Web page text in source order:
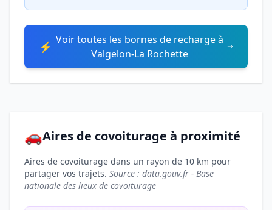
⚡ Voir toutes les bornes de recharge à
Valgelon-La Rochette
🚗Aires de covoiturage à proximité
Aires de covoiturage dans un rayon de 10 km pour
partager vos trajets. Source : data.gouv.fr - Base
nationale des lieux de covoiturage